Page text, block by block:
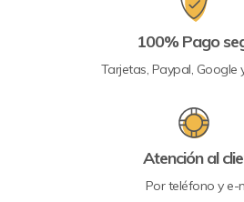
100% Pago
Tarjetas, Paypal, Google
Atención al
Por teléfono y e-